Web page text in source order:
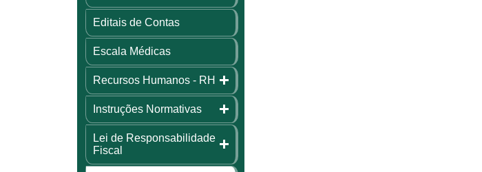
Editais de Contas
Escala Médicas
Recursos Humanos - RH
Instruções Normativas
Lei de Responsabilidade
Fiscal